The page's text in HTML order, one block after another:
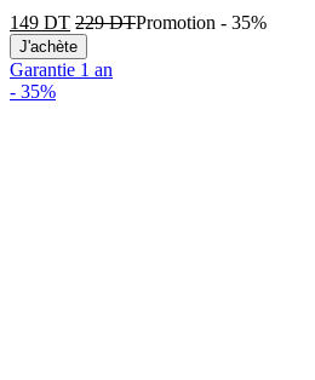
149 DT 229DTPromotion - 35%
J'achète
Garantie 1 an
- 35%